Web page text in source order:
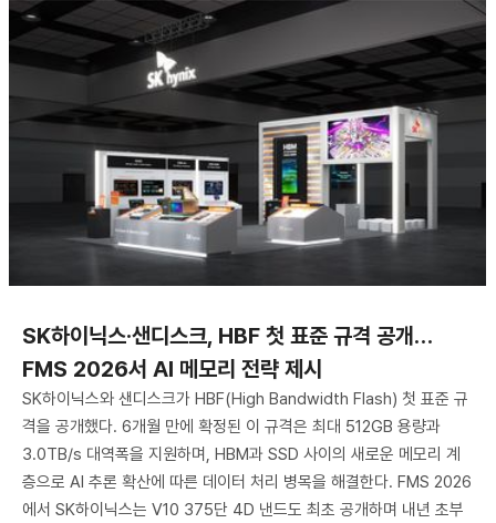
SK하이닉스·샌디스크, HBF 첫 표준 규격 공개…
FMS 2026서 AI 메모리 전략 제시
SK하이닉스와 샌디스크가 HBF(High Bandwidth Flash) 첫 표준 규
격을 공개했다. 6개월 만에 확정된 이 규격은 최대 512GB 용량과
3.0TB/s 대역폭을 지원하며, HBM과 SSD 사이의 새로운 메모리 계
층으로 AI 추론 확산에 따른 데이터 처리 병목을 해결한다. FMS 2026
에서 SK하이닉스는 V10 375단 4D 낸드도 최초 공개하며 내년 초부